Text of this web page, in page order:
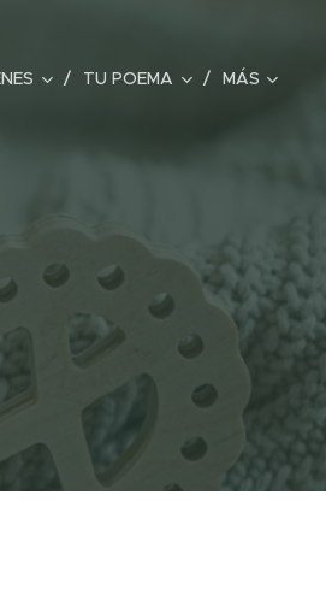
TU POEMA MÁS